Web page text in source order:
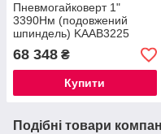
Пневмогайковерт 1"
3390Нм (подовжений
шпиндель) KAAB3225
TOPTUL
68 348 ₴
Купити
Подібні товари